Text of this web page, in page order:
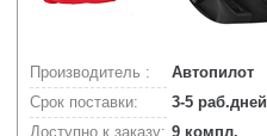
Производитель :
Автопилот
Срок поставки:
3-5 раб.дней
Доступно к заказу: 9 компл.